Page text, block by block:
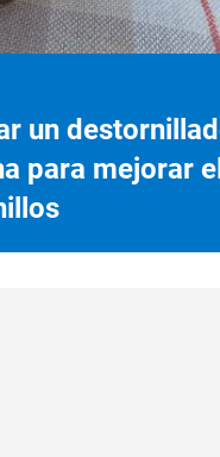
un
para mejorar